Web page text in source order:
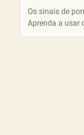
Os sinais de
Aprenda a usar